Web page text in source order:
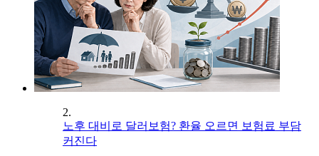
2.
노후 대비로 달러보험? 환율 오르면 보험료 부담
커진다